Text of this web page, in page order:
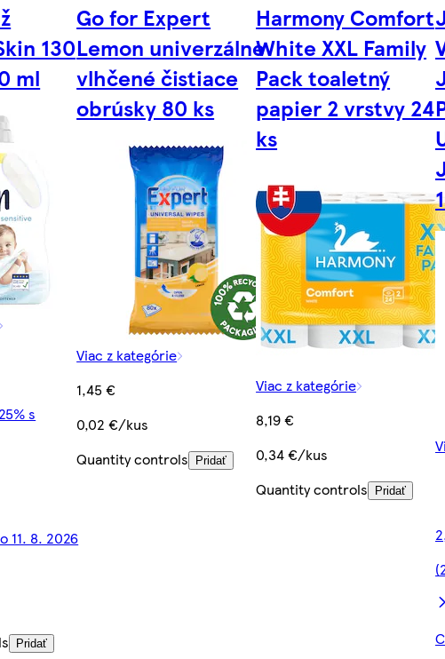
130
ml
s
11. 8. 2026
Pridať
Go for Expert
Lemon univerzálne
vlhčené čistiace
obrúsky 80 ks
Viac z kategórie
1,45 €
0,02 €/kus
Quantity controls
Pridať
Harmony Comfort
White XXL Family
Pack toaletný
papier 2 vrstvy 24
ks
Viac z kategórie
8,19 €
0,34 €/kus
Quantity controls
Pridať